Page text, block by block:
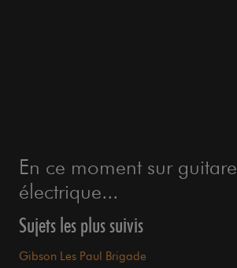
En ce moment sur guitare
électrique...
Sujets les plus suivis
Gibson Les Paul Brigade